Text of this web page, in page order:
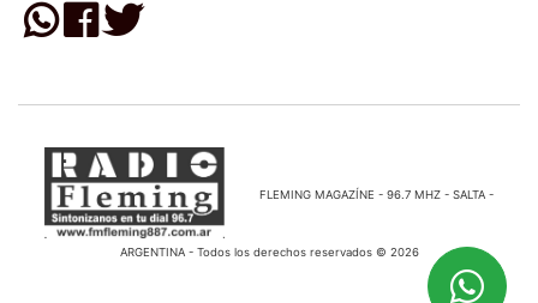
FLEMING MAGAZÍNE - 96.7 MHZ - SALTA -
ARGENTINA - Todos los derechos reservados © 2026